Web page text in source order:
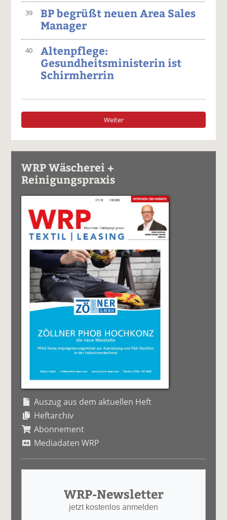
39
BP begrüßt neuen Area Sales
Manager
40
Altenpflege:
Gesundheitsministerin ist
Schirmherrin
Weiter
WRP Wäscherei +
Reinigungspraxis
Auszug aus dem aktuellen Heft
Heftarchiv
Abonnement
Mediadaten WRP
WRP-Newsletter
jetzt kostenlos anmelden